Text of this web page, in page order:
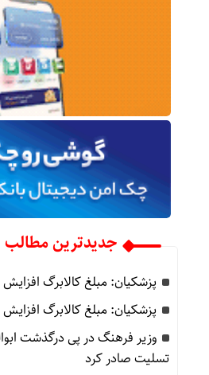
جدیدترین مطالب
پزشکیان: مبلغ کالابرگ افزایش
پزشکیان: مبلغ کالابرگ افزایش
وزیر فرهنگ در پی درگذشت
تسلیت صادر کرد